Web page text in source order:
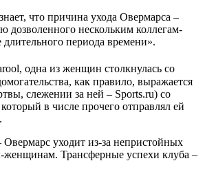
что причина ухода Овермарса –
дозволенного нескольким коллегам-
периода времени».
одна из женщин столкнулась со
как правило, выражается
слежении за ней – Sports.ru) со
в числе прочего отправлял ей